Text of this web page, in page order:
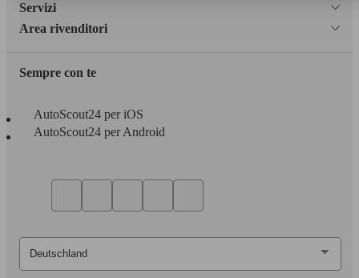
Servizi
Area rivenditori
Sempre con te
AutoScout24 per iOS
AutoScout24 per Android